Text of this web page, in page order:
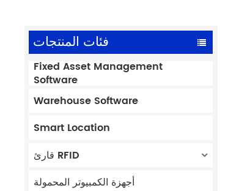
فئات المنتجات
Fixed Asset Management
Software
Warehouse Software
Smart Location
قارئ RFID
أجهزة الكمبيوتر المحمولة